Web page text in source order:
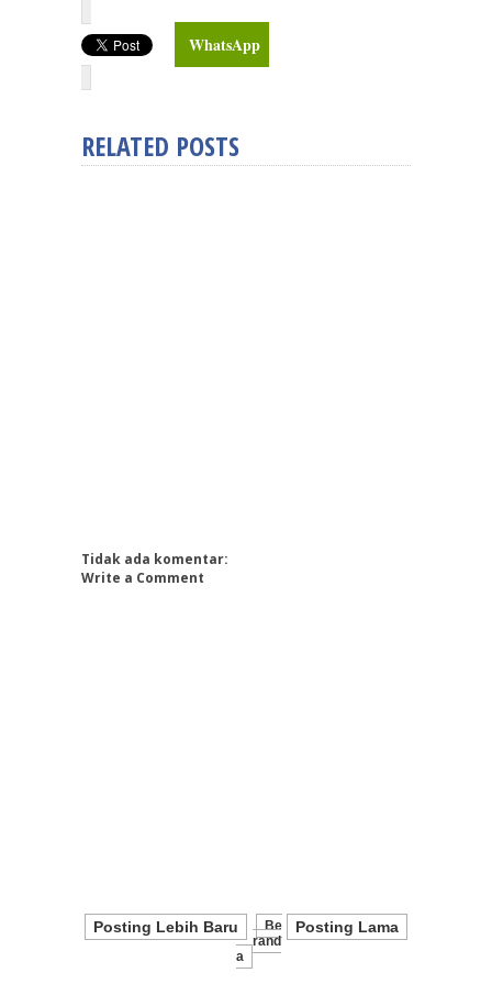
WhatsApp
RELATED POSTS
Tidak ada komentar:
Write a Comment
Posting Lebih Baru Posting Lama
Be
Rand
A